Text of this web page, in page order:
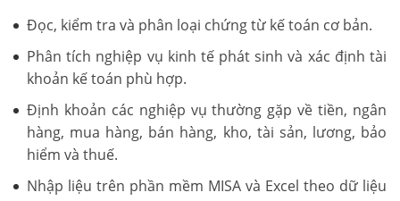
Đọc, kiểm tra và phân loại chứng từ kế toán cơ bản.
Phân tích nghiệp vụ kinh tế phát sinh và xác định tài
khoản kế toán phù hợp.
Định khoản các nghiệp vụ thường gặp về tiền, ngân
hàng, mua hàng, bán hàng, kho, tài sản, lương, bảo
hiểm và thuế.
Nhập liệu trên phần mềm MISA và Excel theo dữ liệu